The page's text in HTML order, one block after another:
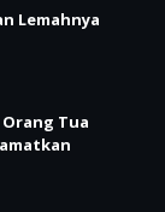
Lemahnya
Tua